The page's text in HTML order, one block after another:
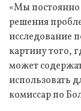
«Мы
решения
исследование
картину того,
может
использовать
комиссар по